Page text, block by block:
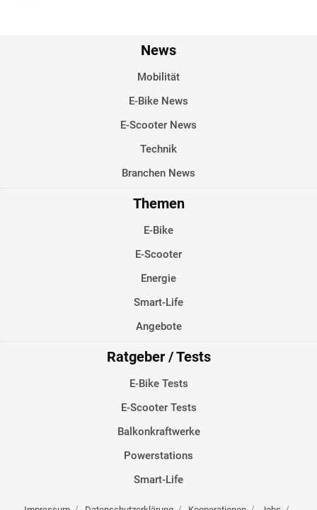
News
Mobilität
E-Bike News
E-Scooter News
Technik
Branchen News
Themen
E-Bike
E-Scooter
Energie
Smart-Life
Angebote
Ratgeber / Tests
E-Bike Tests
E-Scooter Tests
Balkonkraftwerke
Powerstations
Smart-Life